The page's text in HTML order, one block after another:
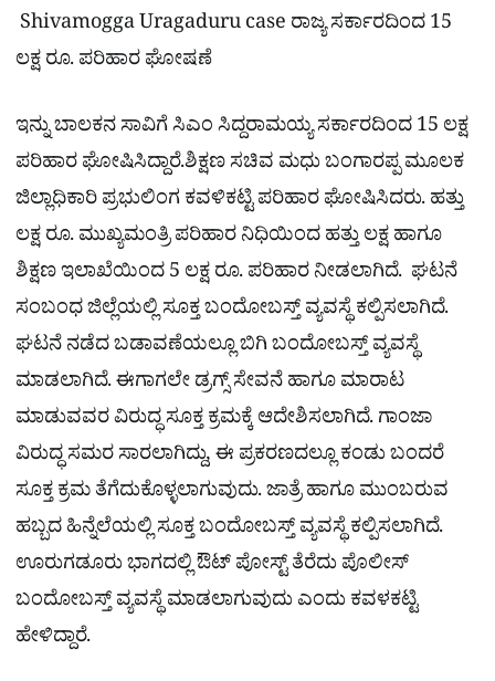
Shivamogga Uragaduru case ರಾಜ್ಯ ಸರ್ಕಾರದಿಂದ 15
ಲಕ್ಷ ರೂ. ಪರಿಹಾರ ಘೋಷಣೆ
ಇನ್ನು ಬಾಲಕನ ಸಾವಿಗೆ ಸಿಎಂ ಸಿದ್ದರಾಮಯ್ಯ ಸರ್ಕಾರದಿಂದ 15 ಲಕ್ಷ
ಪರಿಹಾರ ಘೋಷಿಸಿದ್ದಾರೆ.ಶಿಕ್ಷಣ ಸಚಿವ ಮಧು ಬಂಗಾರಪ್ಪ ಮೂಲಕ
ಜಿಲ್ಲಾಧಿಕಾರಿ ಪ್ರಭುಲಿಂಗ ಕವಳಿಕಟ್ಟಿ ಪರಿಹಾರ ಘೋಷಿಸಿದರು. ಹತ್ತು
ಲಕ್ಷ ರೂ. ಮುಖ್ಯಮಂತ್ರಿ ಪರಿಹಾರ ನಿಧಿಯಿಂದ ಹತ್ತು ಲಕ್ಷ ಹಾಗೂ
ಶಿಕ್ಷಣ ಇಲಾಖೆಯಿಂದ 5 ಲಕ್ಷ ರೂ. ಪರಿಹಾರ ನೀಡಲಾಗಿದೆ. ಘಟನೆ
ಸಂಬಂಧ ಜಿಲ್ಲೆಯಲ್ಲಿ ಸೂಕ್ತ ಬಂದೋಬಸ್ತ್ ವ್ಯವಸ್ಥೆ ಕಲ್ಪಿಸಲಾಗಿದೆ.
ಘಟನೆ ನಡೆದ ಬಡಾವಣೆಯಲ್ಲೂ ಬಿಗಿ ಬಂದೋಬಸ್ತ್ ವ್ಯವಸ್ಥೆ
ಮಾಡಲಾಗಿದೆ. ಈಗಾಗಲೇ ಡ್ರಗ್ಸ್ ಸೇವನೆ ಹಾಗೂ ಮಾರಾಟ
ಮಾಡುವವರ ವಿರುದ್ಧ ಸೂಕ್ತ ಕ್ರಮಕ್ಕೆ ಆದೇಶಿಸಲಾಗಿದೆ. ಗಾಂಜಾ
ವಿರುದ್ಧ ಸಮರ ಸಾರಲಾಗಿದ್ದು, ಈ ಪ್ರಕರಣದಲ್ಲೂ ಕಂಡು ಬಂದರೆ
ಸೂಕ್ತ ಕ್ರಮ ತೆಗೆದುಕೊಳ್ಳಲಾಗುವುದು. ಜಾತ್ರೆ ಹಾಗೂ ಮುಂಬರುವ
ಹಬ್ಬದ ಹಿನ್ನೆಲೆಯಲ್ಲಿ ಸೂಕ್ತ ಬಂದೋಬಸ್ತ್ ವ್ಯವಸ್ಥೆ ಕಲ್ಪಿಸಲಾಗಿದೆ.
ಊರುಗಡೂರು ಭಾಗದಲ್ಲಿ ಔಟ್ ಪೋಸ್ಟ್ ತೆರೆದು ಪೊಲೀಸ್
ಬಂದೋಬಸ್ತ್ ವ್ಯವಸ್ಥೆ ಮಾಡಲಾಗುವುದು ಎಂದು ಕವಳಕಟ್ಟಿ
ಹೇಳಿದ್ದಾರೆ.